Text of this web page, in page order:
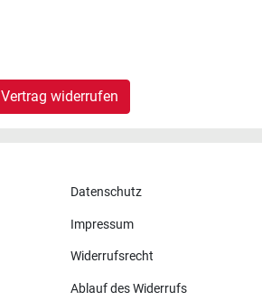
Vertrag widerrufen
Datenschutz
Impressum
Widerrufsrecht
Ablauf des Widerrufs